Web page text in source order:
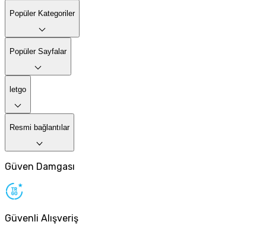
Popüler Kategoriler
Popüler Sayfalar
letgo
Resmi bağlantılar
Güven Damgası
Güvenli Alışveriş